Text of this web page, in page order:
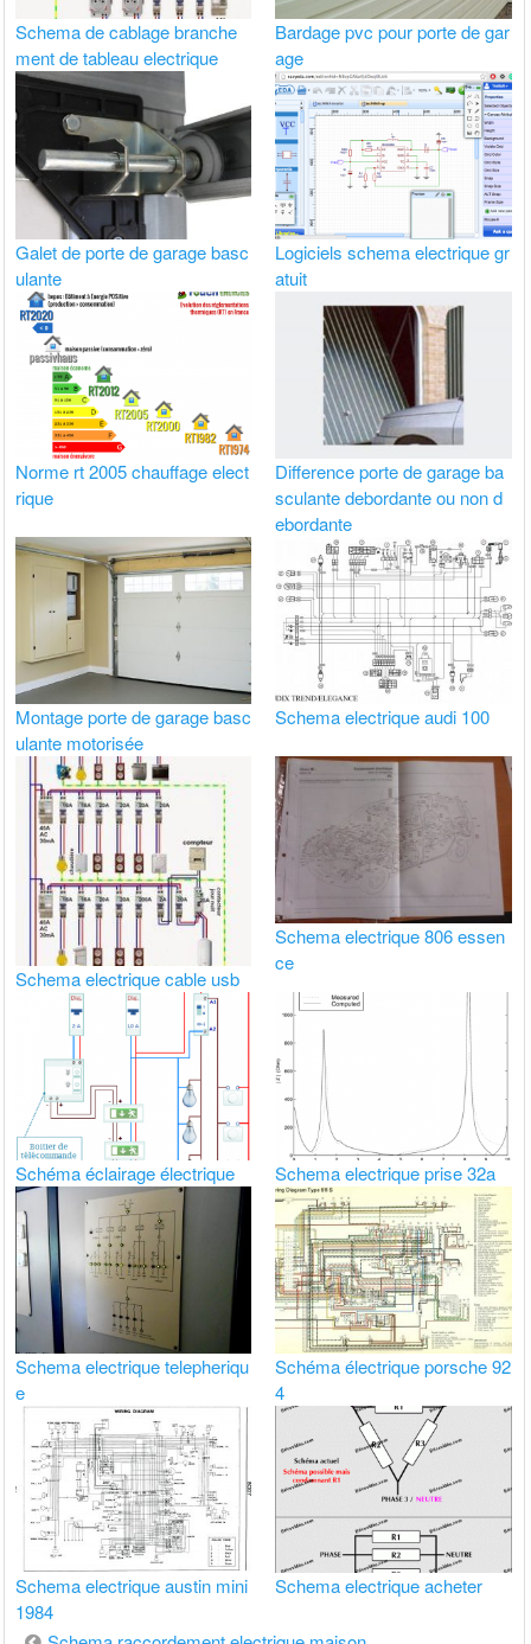
Schema de cablage branche
ment de tableau electrique
Bardage pvc pour porte de gar
age
Galet de porte de garage basc
ulante
Logiciels schema electrique gr
atuit
Norme rt 2005 chauffage elect
rique
Difference porte de garage ba
sculante debordante ou non d
ebordante
Montage porte de garage basc
ulante motorisée
Schema electrique audi 100
Schema electrique cable usb
Schema electrique 806 essen
ce
Schéma éclairage électrique Schema electrique prise 32a
Schema electrique telepheriqu
e
Schéma électrique porsche 92
4
Schema electrique austin mini
1984
Schema electrique acheter